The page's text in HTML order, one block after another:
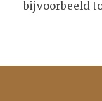
bijvoorbeeld